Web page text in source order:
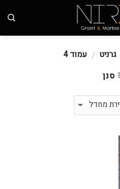
גרניט / עמוד 4
סנן